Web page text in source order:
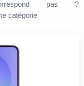
pas ?
catégorie